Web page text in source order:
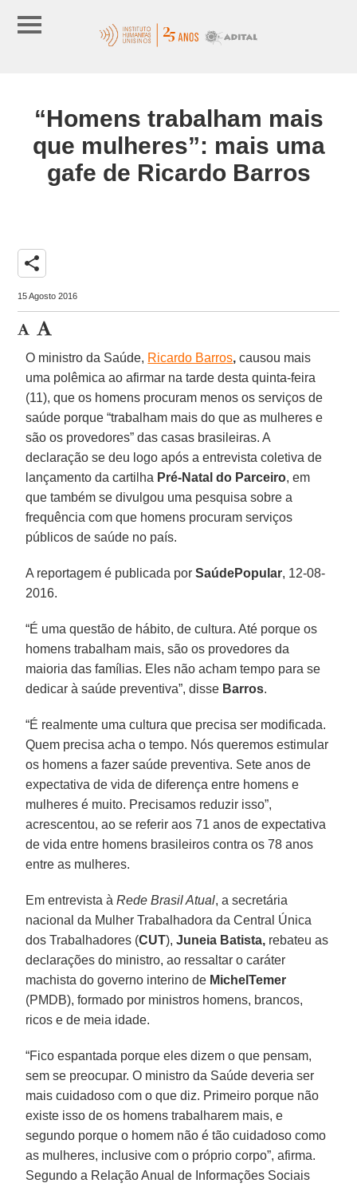
“Homens trabalham mais
que mulheres”: mais uma
gafe de Ricardo Barros
share
15 Agosto 2016
O ministro da Saúde, Ricardo Barros, causou mais
uma polêmica ao afirmar na tarde desta quinta-feira
(11), que os homens procuram menos os serviços de
saúde porque “trabalham mais do que as mulheres e
são os provedores” das casas brasileiras. A
declaração se deu logo após a entrevista coletiva de
lançamento da cartilha Pré-Natal do Parceiro, em
que também se divulgou uma pesquisa sobre a
frequência com que homens procuram serviços
públicos de saúde no país.
A reportagem é publicada porSaúdePopular, 12-08-
2016.
“É uma questão de hábito, de cultura. Até porque os
homens trabalham mais, são os provedores da
maioria das famílias. Eles não acham tempo para se
dedicar à saúde preventiva”, disse Barros.
“É realmente uma cultura que precisa ser modificada.
Quem precisa acha o tempo. Nós queremos estimular
os homens a fazer saúde preventiva. Sete anos de
expectativa de vida de diferença entre homens e
mulheres é muito. Precisamos reduzir isso”,
acrescentou, ao se referir aos 71 anos de expectativa
de vida entre homens brasileiros contra os 78 anos
entre as mulheres.
Em entrevista àRede Brasil Atual, a secretária
nacional da Mulher Trabalhadora da Central Única
dos Trabalhadores (CUT),Juneia Batista, rebateu as
declarações do ministro, ao ressaltar o caráter
machista do governo interino de MichelTemer
(PMDB), formado por ministros homens, brancos,
ricos e de meia idade.
“Fico espantada porque eles dizem o que pensam,
sem se preocupar. O ministro da Saúde deveria ser
mais cuidadoso com o que diz. Primeiro porque não
existe isso de os homens trabalharem mais, e
segundo porque o homem não é tão cuidadoso como
as mulheres, inclusive com o próprio corpo”, afirma.
Segundo a Relação Anual de Informações Sociais